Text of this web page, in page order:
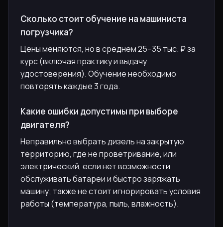
Сколько стоит обучение на машиниста
погрузчика?
Цены меняются, но в среднем 25–35 тыс. ₽ за
курс (включая практику и выдачу
удостоверения). Обучение необходимо
повторять каждые 3 года.
Какие ошибки допустимы при выборе
двигателя?
Неправильно выбрать дизель на закрытую
территорию, где не проветривание, или
электрический, если нет возможности
обслуживать батареи и быстро заряжать
машину; также не стоит игнорировать условия
работы (температура, пыль, влажность).